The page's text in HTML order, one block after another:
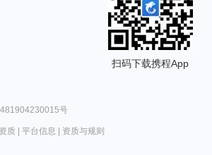
扫码下载携程App
号
质| 平台信息 资质与规则